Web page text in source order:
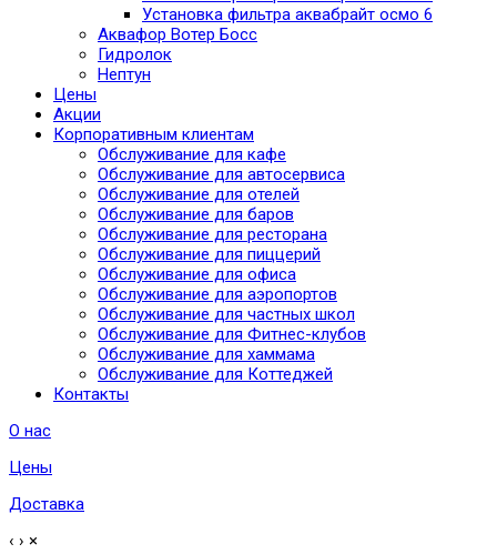
Установка фильтра аквабрайт осмо 6
Аквафор Вотер Босс
Гидролок
Нептун
Цены
Акции
Корпоративным клиентам
Обслуживание для кафе
Обслуживание для автосервиса
Обслуживание для отелей
Обслуживание для баров
Обслуживание для ресторана
Обслуживание для пиццерий
Обслуживание для офиса
Обслуживание для аэропортов
Обслуживание для частных школ
Обслуживание для Фитнес-клубов
Обслуживание для хаммама
Обслуживание для Коттеджей
Контакты
О нас
Цены
Доставка
‹ › ×